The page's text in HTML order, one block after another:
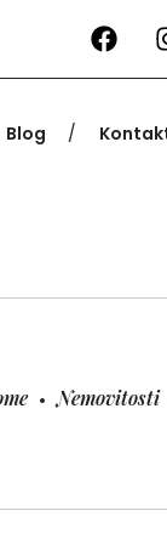
Blog
Nemovitosti